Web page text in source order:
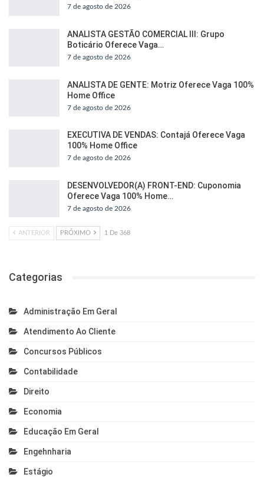
7 de agosto de 2026
ANALISTA GESTÃO COMERCIAL III: Grupo
Boticário Oferece Vaga…
7 de agosto de 2026
ANALISTA DE GENTE: Motriz Oferece Vaga 100%
Home Office
7 de agosto de 2026
EXECUTIVA DE VENDAS: Contajá Oferece Vaga
100% Home Office
7 de agosto de 2026
DESENVOLVEDOR(A) FRONT-END: Cuponomia
Oferece Vaga 100% Home…
7 de agosto de 2026
ANTERIOR PRÓXIMO 1 De 368
Categorias
Administração Em Geral
Atendimento Ao Cliente
Concursos Públicos
Contabilidade
Direito
Economia
Educação Em Geral
Engehnharia
Estágio